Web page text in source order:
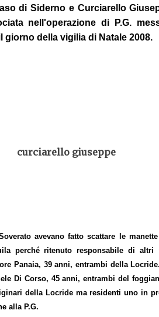
di Siderno e Curciarello
nell'operazione di P.G.
della vigilia di Natale 2008.
curciarello giuseppe
avevano fatto scattare le
perché ritenuto responsabile di altri
Panaia, 39 anni, entrambi della
Di Corso, 45 anni, entrambi del
della Locride ma residenti uno in
alla P.G.